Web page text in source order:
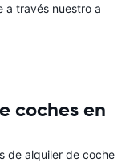
a través nuestro a
coches en
de alquiler de coche